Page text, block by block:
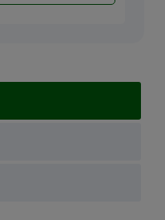
płatności